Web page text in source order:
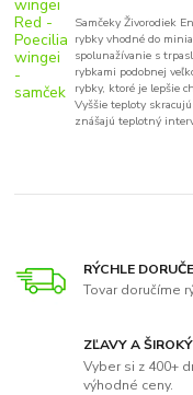
Samčeky Živorodiek
rybky vhodné do
spolunažívanie s
rybkami podobnej
rybky, ktoré je lepšie
Vyššie teploty
znášajú teplotný
RÝCHLE
Tovar doručíme
ZĽAVY A
Vyber si z 400+
výhodné ceny.